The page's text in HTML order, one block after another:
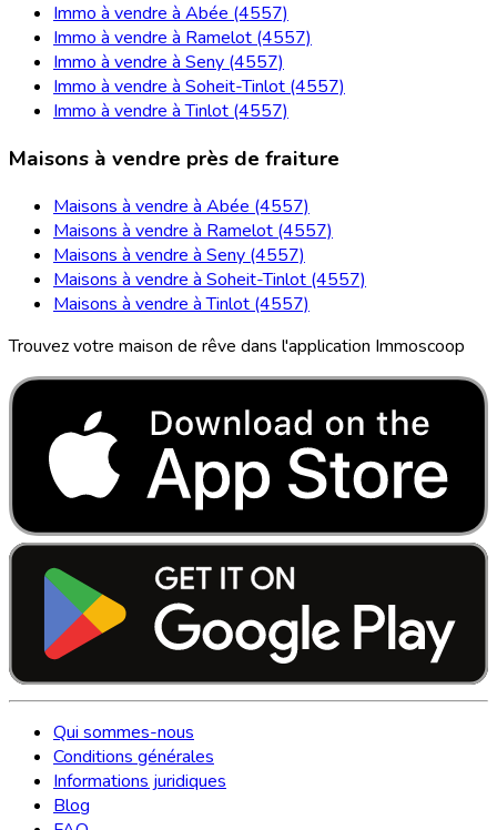
Immo à vendre à Abée (4557)
Immo à vendre à Ramelot (4557)
Immo à vendre à Seny (4557)
Immo à vendre à Soheit-Tinlot (4557)
Immo à vendre à Tinlot (4557)
Maisons à vendre près de fraiture
Maisons à vendre à Abée (4557)
Maisons à vendre à Ramelot (4557)
Maisons à vendre à Seny (4557)
Maisons à vendre à Soheit-Tinlot (4557)
Maisons à vendre à Tinlot (4557)
Trouvez votre maison de rêve dans l'application Immoscoop
Qui sommes-nous
Conditions générales
Informations juridiques
Blog